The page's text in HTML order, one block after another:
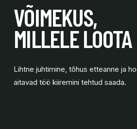
VÕIMEKUS,
MILLELE LOOTA
Lihtne juhtimine, tõhus etteanne ja
aitavad töö kiiremini tehtud saada.